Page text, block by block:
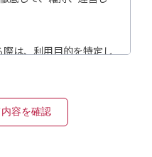
は、利用目的を特定し
用目的の範囲内で個人
を除き、第三者に開示